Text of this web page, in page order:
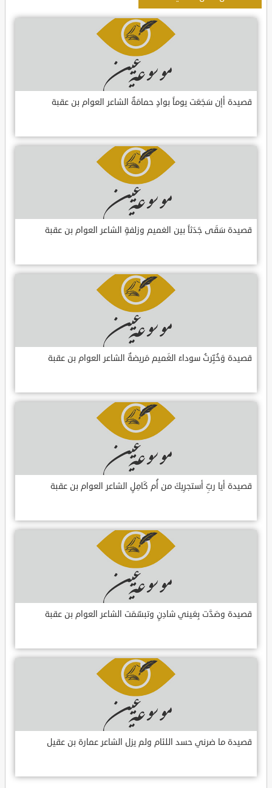
قصيدة أإن سَجَعَت يوماً بوادٍ حمامَةٌ الشاعر العوام بن عقبة
قصيدة سَقَى جَدَثاً بين الغميم وزلفةٍ الشاعر العوام بن عقبة
قصيدة وَخُبِّرتُ سوداءَ الغَميم مَريضةٌ الشاعر العوام بن عقبة
قصيدة أيا ربِّ أستجرِيكَ من أُم كَامِلٍ الشاعر العوام بن عقبة
قصيدة وصَدَّت بِعَيني شادِنٍ وتبسّمَت الشاعر العوام بن عقبة
قصيدة ما ضرني حسد اللئام ولم يزل الشاعر عمارة بن عقيل